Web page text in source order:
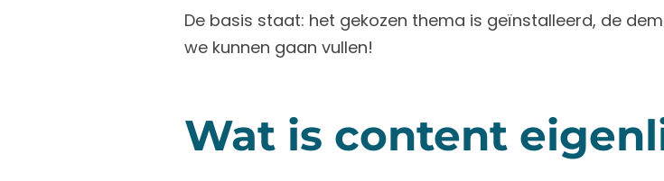
De basis staat: het gekozen thema is geïnstalleerd, de
we kunnen gaan vullen!
Wat is content